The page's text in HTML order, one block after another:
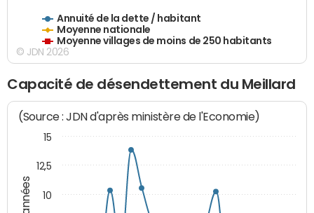
Annuité de la dette / habitant
Moyenne nationale
Moyenne villages de moins de 250 habitants
© JDN 2026
Capacité de désendettement du Meillard
(Source : JDN d'après ministère de l'Economie)
10
12,5
15